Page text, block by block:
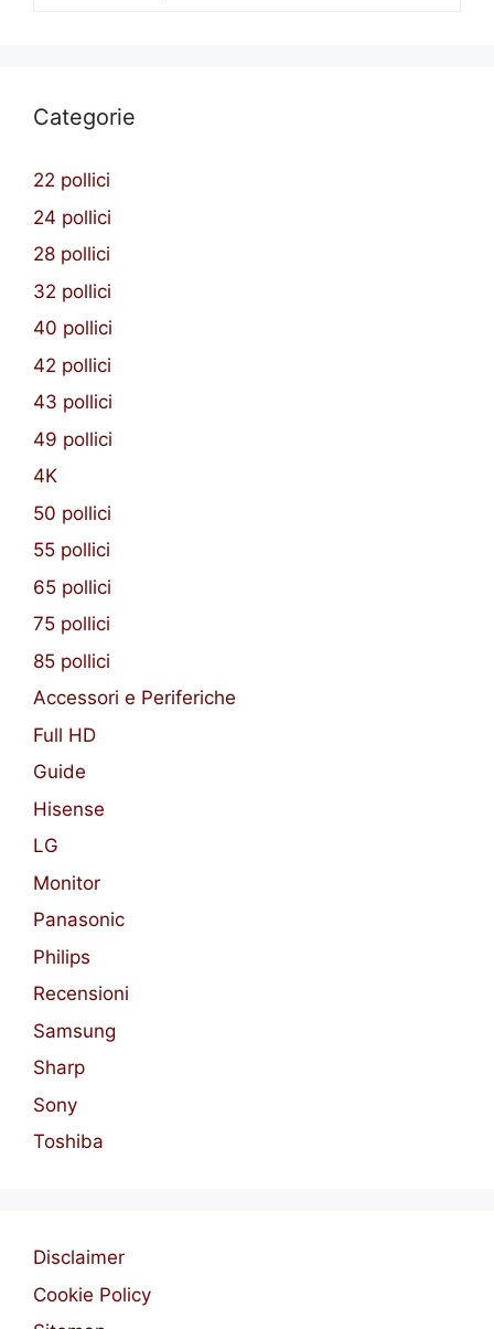
Categorie
22 pollici
24 pollici
28 pollici
32 pollici
40 pollici
42 pollici
43 pollici
49 pollici
4K
50 pollici
55 pollici
65 pollici
75 pollici
85 pollici
Accessori e Periferiche
Full HD
Guide
Hisense
LG
Monitor
Panasonic
Philips
Recensioni
Samsung
Sharp
Sony
Toshiba
Disclaimer
Cookie Policy